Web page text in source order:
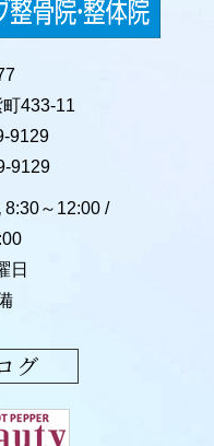
433-11
9129
9129
8:30～12:00 /
日
グ